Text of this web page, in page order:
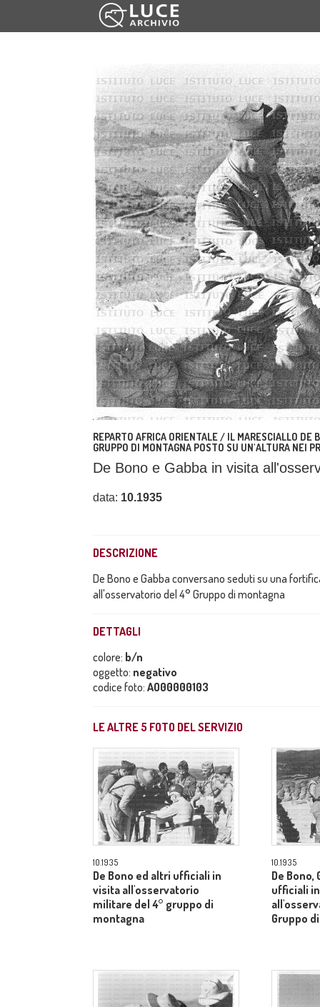
REPARTO AFRICA ORIENTALE / IL MARESCIALLO DE
GRUPPO DI MONTAGNA POSTO SU UN'ALTURA NEI
De Bono e Gabba in visita
data: 10.1935
DESCRIZIONE
De Bono e Gabba conversano seduti su una
all'osservatorio del 4° Gruppo di montagna
DETTAGLI
colore: b/n
oggetto: negativo
codice foto: AO00000103
LE ALTRE 5 FOTO DEL SERVIZIO
10.1935
De Bono ed altri ufficiali in
visita all'osservatorio
militare del 4° gruppo di
montagna
10.1935
De Bono,
ufficiali
Gruppo